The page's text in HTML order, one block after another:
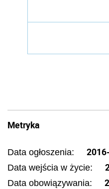
Metryka
Data ogłoszenia:
Data wejścia w życie:
Data obowiązywania: